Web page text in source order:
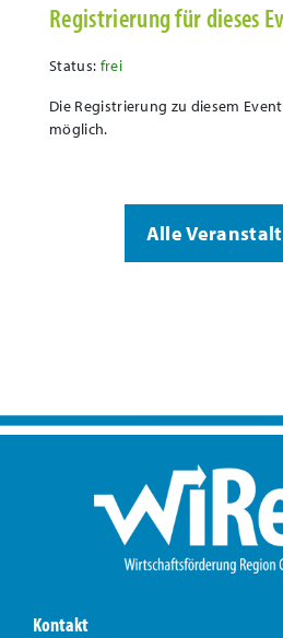
Registrierung für dieses
Status: frei
Die Registrierung zu diesem
möglich.
Alle
Kontakt